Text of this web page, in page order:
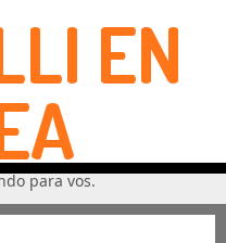
EN
para vos.